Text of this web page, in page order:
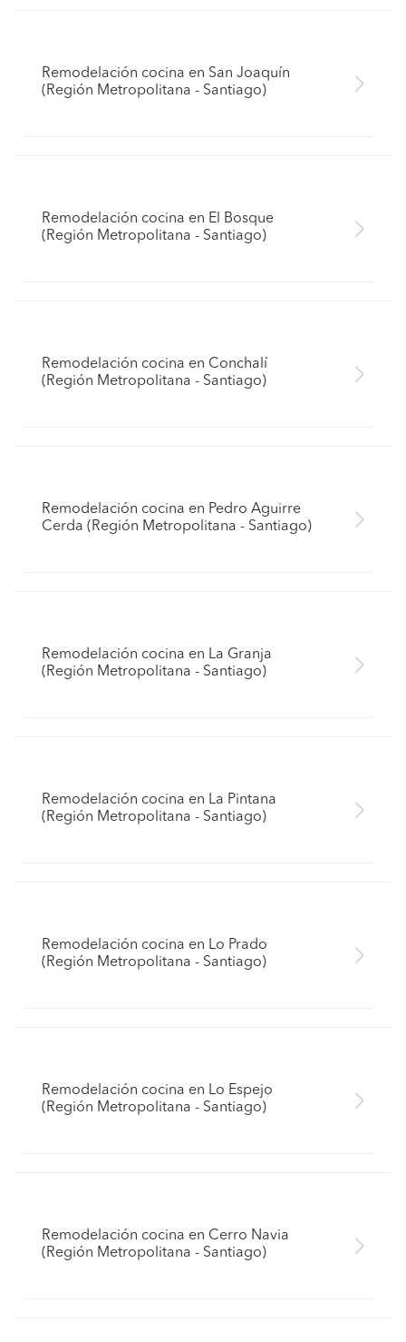
Remodelación cocina en San Joaquín
(Región Metropolitana - Santiago)
Remodelación cocina en El Bosque
(Región Metropolitana - Santiago)
Remodelación cocina en Conchalí
(Región Metropolitana - Santiago)
Remodelación cocina en Pedro Aguirre
Cerda (Región Metropolitana - Santiago)
Remodelación cocina en La Granja
(Región Metropolitana - Santiago)
Remodelación cocina en La Pintana
(Región Metropolitana - Santiago)
Remodelación cocina en Lo Prado
(Región Metropolitana - Santiago)
Remodelación cocina en Lo Espejo
(Región Metropolitana - Santiago)
Remodelación cocina en Cerro Navia
(Región Metropolitana - Santiago)